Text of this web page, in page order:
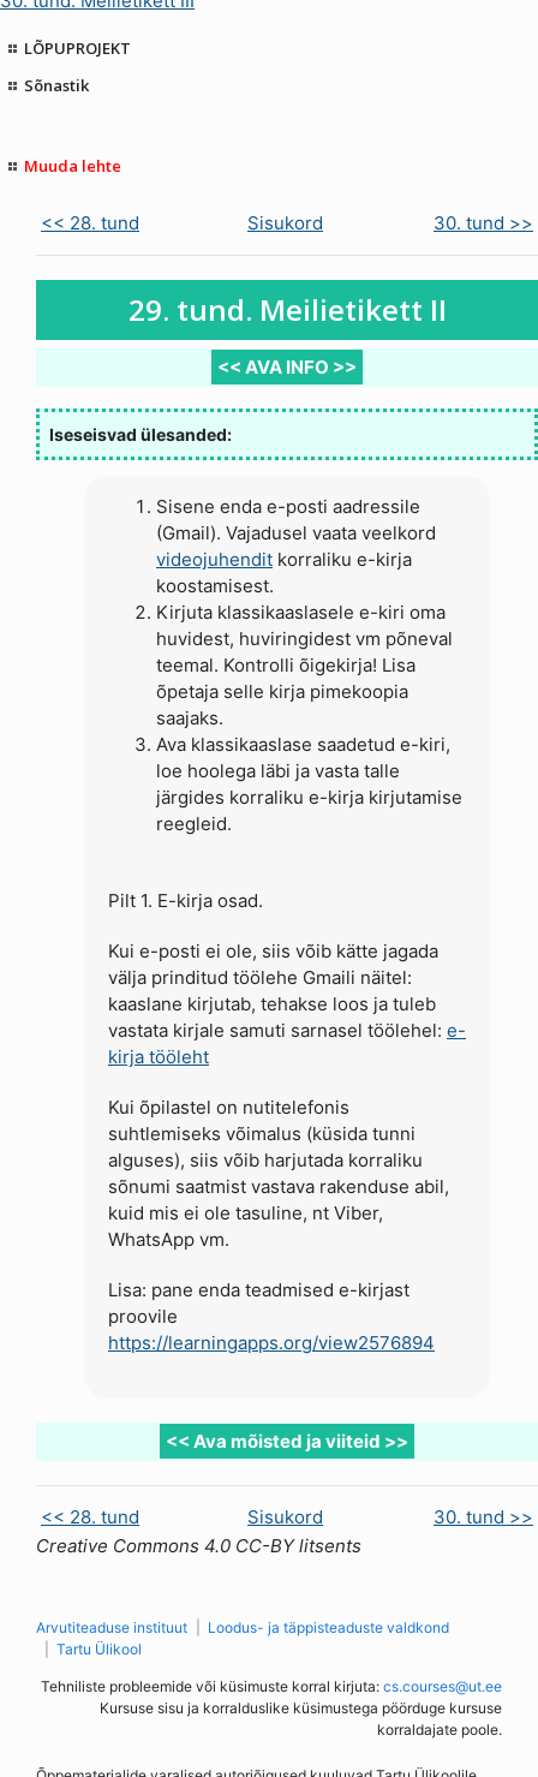
LÕPUPROJEKT
Sõnastik
Muuda lehte
<< 28. tund Sisukord 30. tund >>
29. tund. Meilietikett II
<< AVA INFO >>
Iseseisvad ülesanded:
Sisene enda e-posti aadressile
(Gmail). Vajadusel vaata veelkord
videojuhendit korraliku e-kirja
koostamisest.
Kirjuta klassikaaslasele e-kiri oma
huvidest, huviringidest vm põneval
teemal. Kontrolli õigekirja! Lisa
õpetaja selle kirja pimekoopia
saajaks.
Ava klassikaaslase saadetud e-kiri,
loe hoolega läbi ja vasta talle
järgides korraliku e-kirja kirjutamise
reegleid.
Pilt 1. E-kirja osad.
Kui e-posti ei ole, siis võib kätte jagada
välja prinditud töölehe Gmaili näitel:
kaaslane kirjutab, tehakse loos ja tuleb
vastata kirjale samuti sarnasel töölehel: e-
kirja tööleht
Kui õpilastel on nutitelefonis
suhtlemiseks võimalus (küsida tunni
alguses), siis võib harjutada korraliku
sõnumi saatmist vastava rakenduse abil,
kuid mis ei ole tasuline, nt Viber,
WhatsApp vm.
Lisa: pane enda teadmised e-kirjast
proovile
https://learningapps.org/view2576894
<< Ava mõisted ja viiteid >>
<< 28. tund Sisukord
30. tund >>
Creative Commons 4.0 CC-BY litsents
Arvutiteaduse instituut
Loodus- ja täppisteaduste valdkond
Tartu Ülikool
Tehniliste probleemide või küsimuste korral kirjuta: cs.courses@ut.ee
Kursuse sisu ja korralduslike küsimustega pöörduge kursuse
korraldajate poole.